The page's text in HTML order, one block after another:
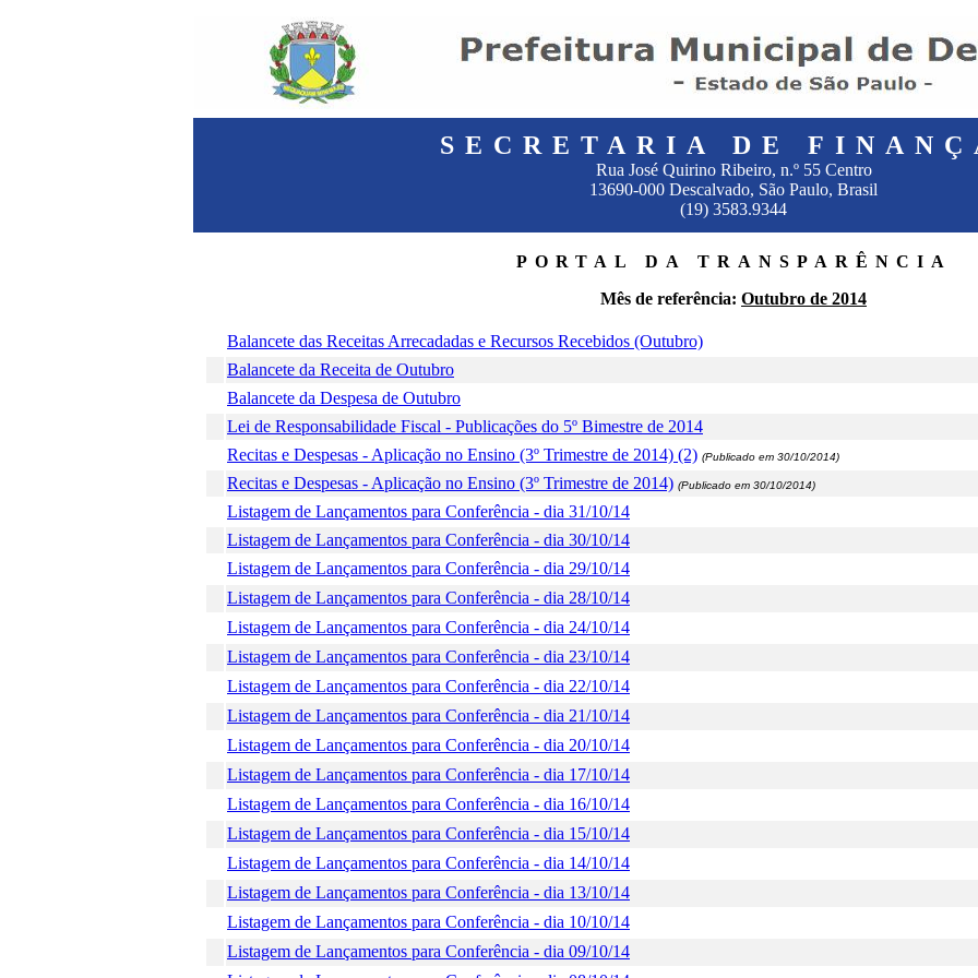
SECRETARIA DE
Rua José Quirino Ribeiro, n.º 55 Centro
13690-000 Descalvado, São Paulo, Brasil
(19) 3583.9344
PORTAL DA TRANSPARÊNCIA
Mês de referência: Outubro de 2014
Balancete das Receitas Arrecadadas e Recursos Recebidos (Outubro)
Balancete da Receita de Outubro
Balancete da Despesa de Outubro
Lei de Responsabilidade Fiscal - Publicações do 5º Bimestre de 2014
Recitas e Despesas - Aplicação no Ensino (3º Trimestre de 2014) (2) (Publicado em 30/10/2014)
Recitas e Despesas - Aplicação no Ensino (3º Trimestre de 2014) (Publicado em 30/10/2014)
Listagem de Lançamentos para Conferência - dia 31/10/14
Listagem de Lançamentos para Conferência - dia 30/10/14
Listagem de Lançamentos para Conferência - dia 29/10/14
Listagem de Lançamentos para Conferência - dia 28/10/14
Listagem de Lançamentos para Conferência - dia 24/10/14
Listagem de Lançamentos para Conferência - dia 23/10/14
Listagem de Lançamentos para Conferência - dia 22/10/14
Listagem de Lançamentos para Conferência - dia 21/10/14
Listagem de Lançamentos para Conferência - dia 20/10/14
Listagem de Lançamentos para Conferência - dia 17/10/14
Listagem de Lançamentos para Conferência - dia 16/10/14
Listagem de Lançamentos para Conferência - dia 15/10/14
Listagem de Lançamentos para Conferência - dia 14/10/14
Listagem de Lançamentos para Conferência - dia 13/10/14
Listagem de Lançamentos para Conferência - dia 10/10/14
Listagem de Lançamentos para Conferência - dia 09/10/14